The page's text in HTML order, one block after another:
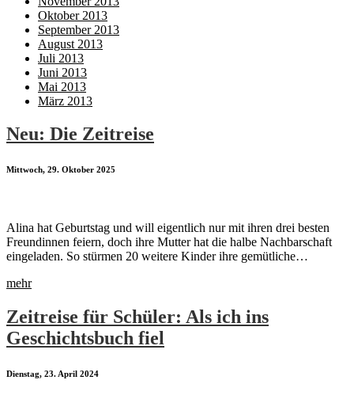
Oktober 2013
September 2013
August 2013
Juli 2013
Juni 2013
Mai 2013
März 2013
Neu: Die Zeitreise
Mittwoch, 29. Oktober 2025
Alina hat Geburtstag und will eigentlich nur mit ihren drei besten
Freundinnen feiern, doch ihre Mutter hat die halbe Nachbarschaft
eingeladen. So stürmen 20 weitere Kinder ihre gemütliche…
mehr
Zeitreise für Schüler: Als ich ins
Geschichtsbuch fiel
Dienstag, 23. April 2024